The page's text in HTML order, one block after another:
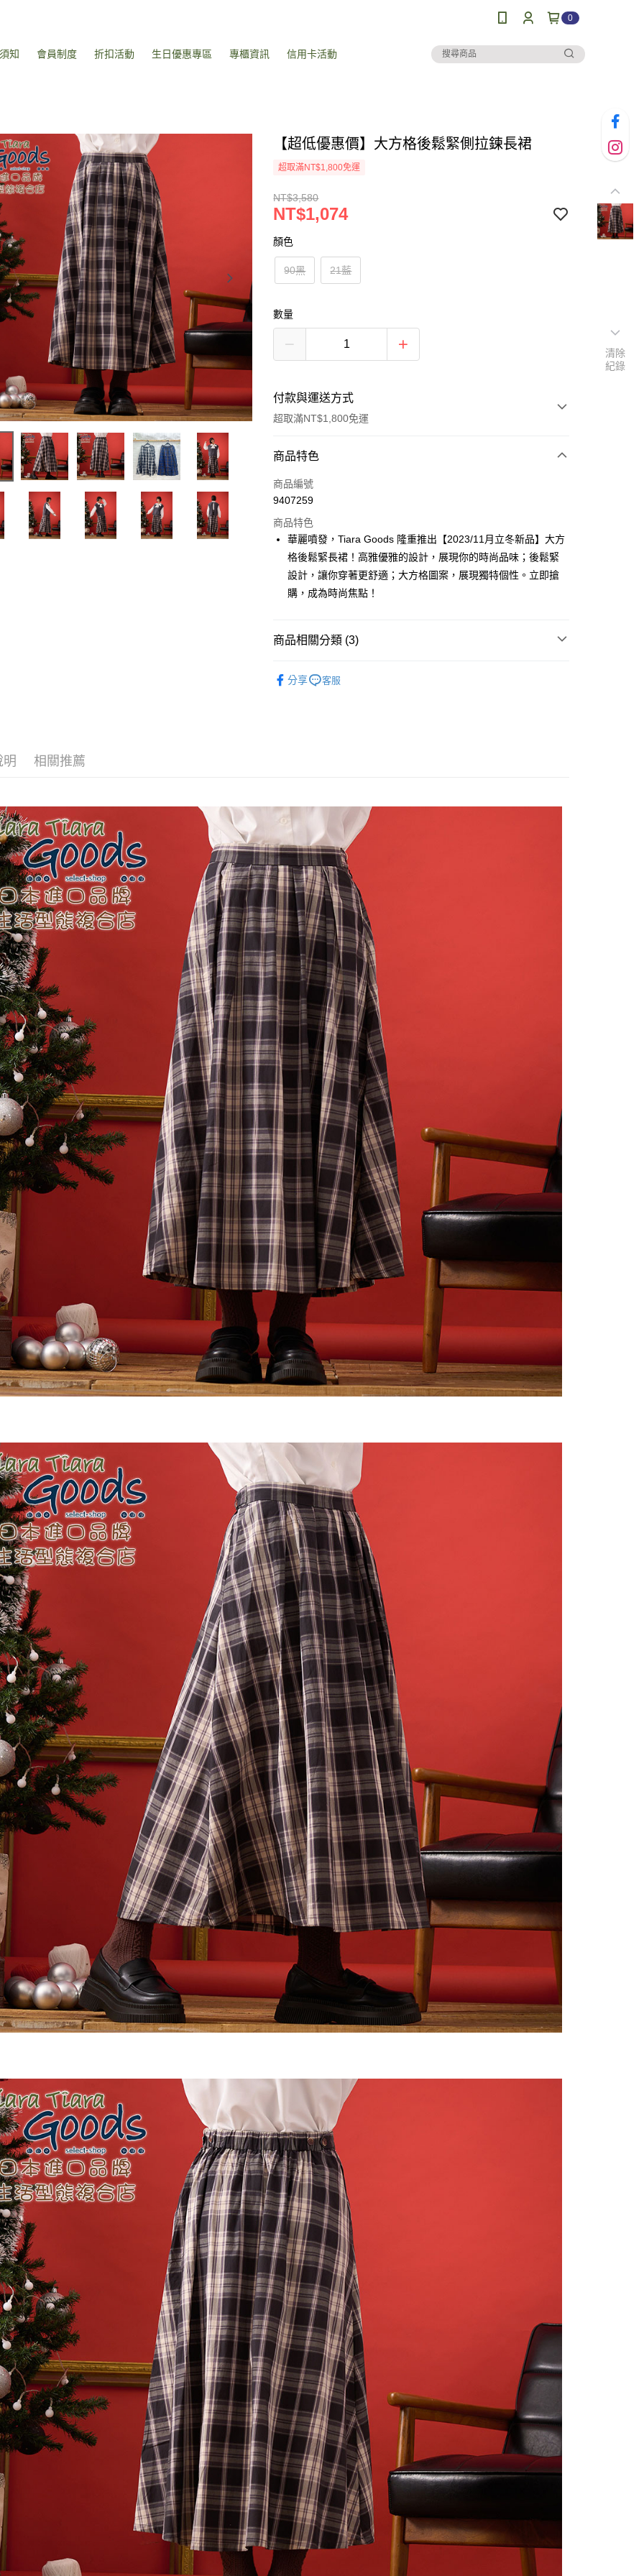
0
知 會員制度 折扣活動 生日優惠專區 專櫃資訊 信用卡活動
【超低優惠價】大方格後鬆緊側拉鍊長裙
超取滿NT$1,800免運
NT$3,580
NT$1,074
顏色
90黑 21藍
數量
付款與運送方式
超取滿NT$1,800免運
付款方式
信用卡一次付款
LINE Pay
Apple Pay
街口支付
Google Pay
【「AFTEE先享後付」結帳流程】
１．於結帳方式選擇「AFTEE先享後付」後，將跳轉至「AFTEE先享後
付」結帳頁面，進行簡訊認證並確認金額後，即可完成結帳。
２．訂單成立數日內，您將收到繳費通知簡訊。
３．收到繳費通知簡訊後14天內，點擊此簡訊中的連結，可透過四大超商
／ATM／網路銀行／等多元方式進行付款，方視為交易完成。
※ 請注意：結帳手續完成當下不需立刻繳費，但若您需要取消訂單，請聯
絡購買商品的店家。未經商家同意取消之訂單仍視為有效，需透過AFTEE
先享後付繳納相關費用。
※ 交易是否成功請以「AFTEE先享後付 」之結帳頁面顯示為準，若有關於
是否繳費成功／繳費後需取消欲退款等相關疑問，請聯繫「AFTEE先享後
付客戶支援中心」
https://netprotections.freshdesk.com/support/home
【注意事項】
１．透過由恩沛科技股份有限公司提供之「AFTEE先享後付」服務完成之
交易，需依本服務之必要範圍內提供個人資料，並將交易相關給付款項請
求債權轉讓予恩沛科技股份有限公司。
２．關於個人資料處理事宜，請瀏覽以下網址：
https://aftee.tw/terms/#terms3
３．未成年的使用者請事先徵得法定代理人或監護人之同意方可使用
「AFTEE先享後付」，若未經同意申辦者引起之損失，本公司不負相關責
任。
４．使用「AFTEE先享後付」時，將依據個別帳號之用戶狀況，依本公司
即時審查核予不同之上限額度；若仍有額度不足之情形，本公司將視審查
結果請求用戶進行身份認證。
５．嚴禁一人註冊多個帳號或使用他人資訊註冊。若發現惡意使用之情
形，恩沛科技股份有限公司將有權停止該用戶之使用額度並採取法律行
動。
全家取貨付款
每筆NT$60，滿NT$1,800(含以上)免運費
付款後全家取貨
每筆NT$60，滿NT$1,800(含以上)免運費
7-11取貨付款
每筆NT$60，滿NT$2,000(含以上)免運費
付款後7-11取貨
每筆NT$60，滿NT$2,000(含以上)免運費
黑貓宅急便(包裹尺寸60cm以下)
每筆NT$100，滿NT$2,000(含以上)免運費
黑貓宅急便(包裹尺寸90cm以下)
每筆NT$140，滿NT$2,000(含以上)免運費
商品特色
商品編號
9407259
商品特色
華麗噴發，Tiara Goods 隆重推出【2023/11月立冬新品】大方
格後鬆緊長裙！高雅優雅的設計，展現你的時尚品味；後鬆緊
設計，讓你穿著更舒適；大方格圖案，展現獨特個性。立即搶
購，成為時尚焦點！
商品相關分類 (3)
分享 客服
明 相關推薦
清除
紀錄